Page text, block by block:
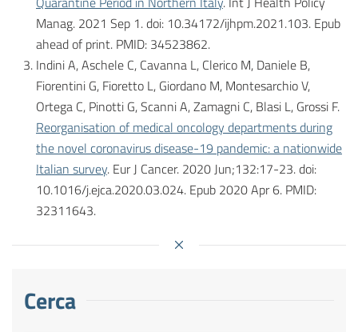
Manag. 2021 Sep 1. doi: 10.34172/ijhpm.2021.103. Epub
ahead of print. PMID: 34523862.
Indini A, Aschele C, Cavanna L, Clerico M, Daniele B,
Fiorentini G, Fioretto L, Giordano M, Montesarchio V,
Ortega C, Pinotti G, Scanni A, Zamagni C, Blasi L, Grossi F.
Reorganisation of medical oncology departments during
the novel coronavirus disease-19 pandemic: a nationwide
Italian survey. Eur J Cancer. 2020 Jun;132:17-23. doi:
10.1016/j.ejca.2020.03.024. Epub 2020 Apr 6. PMID:
32311643.
Cerca